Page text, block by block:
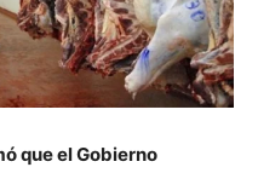
que el Gobierno